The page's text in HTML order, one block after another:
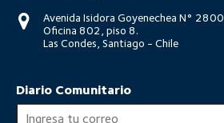
Avenida Isidora Goyenechea N° 2800,
Oficina 802, piso 8.
Las Condes, Santiago - Chile
Diario Comunitario